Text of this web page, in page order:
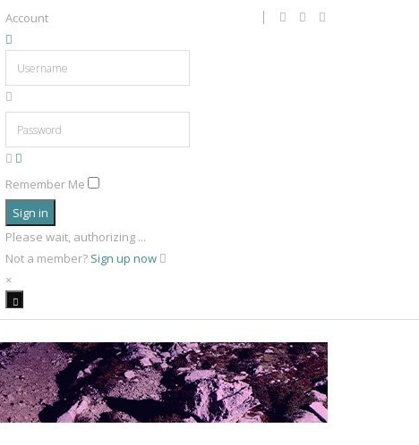
Account
Remember Me
Sign in
Please wait, authorizing ...
Not a member? Sign up now
×